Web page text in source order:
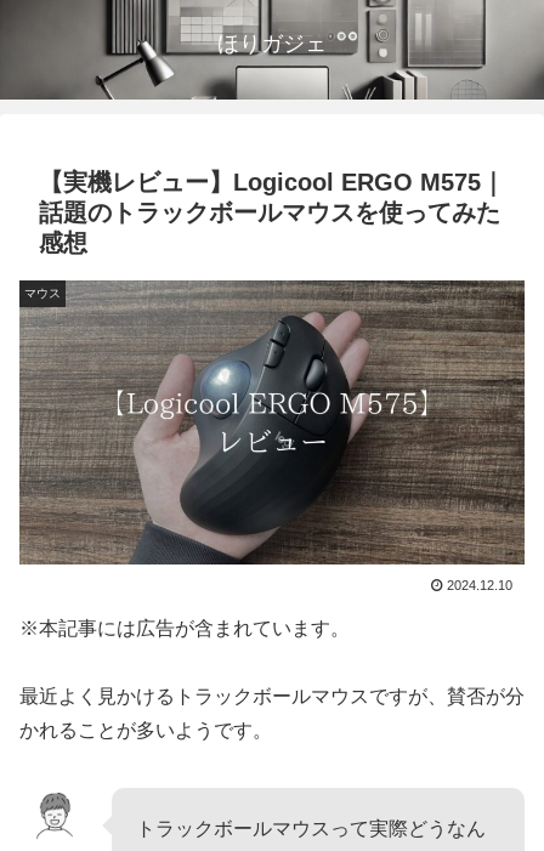
ほりガジェ
【実機レビュー】Logicool ERGO M575｜
話題のトラックボールマウスを使ってみた
感想
マウス
2024.12.10
※本記事には広告が含まれています。
最近よく見かけるトラックボールマウスですが、賛否が分
かれることが多いようです。
トラックボールマウスって実際どうなん